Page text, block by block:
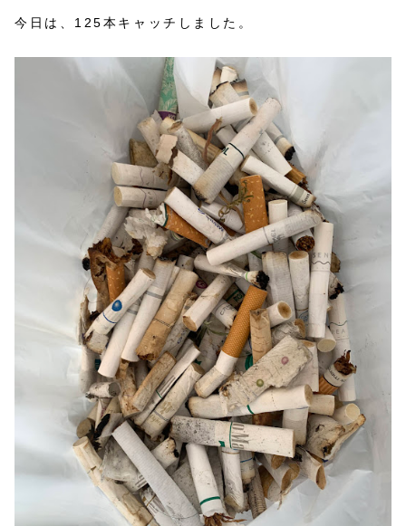
今日は、125本キャッチしました。